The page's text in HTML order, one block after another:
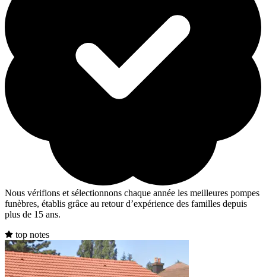
Nous vérifions et sélectionnons chaque année les meilleures pompes
funèbres, établis grâce au retour d’expérience des familles depuis
plus de 15 ans.
top notes